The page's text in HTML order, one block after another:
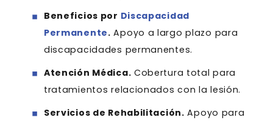
Beneficios por Discapacidad
Permanente. Apoyo a largo plazo para
discapacidades permanentes.
Atención Médica. Cobertura total para
tratamientos relacionados con la lesión.
Servicios de Rehabilitación. Apoyo para